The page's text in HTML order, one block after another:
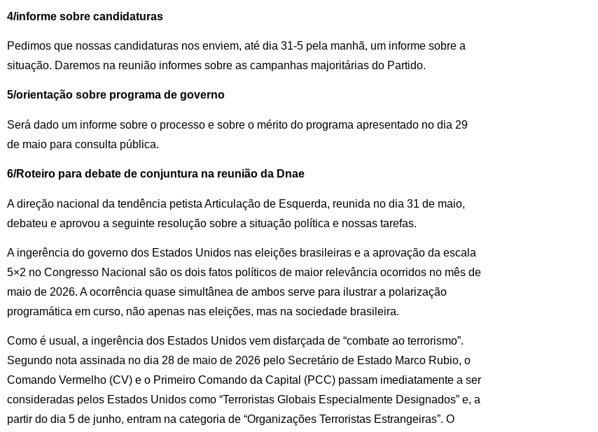
4/informe sobre candidaturas
Pedimos que nossas candidaturas nos enviem, até dia 31-5 pela manhã, um informe sobre a
situação. Daremos na reunião informes sobre as campanhas majoritárias do Partido.
5/orientação sobre programa de governo
Será dado um informe sobre o processo e sobre o mérito do programa apresentado no dia 29
de maio para consulta pública.
6/Roteiro para debate de conjuntura na reunião da Dnae
A direção nacional da tendência petista Articulação de Esquerda, reunida no dia 31 de maio,
debateu e aprovou a seguinte resolução sobre a situação política e nossas tarefas.
A ingerência do governo dos Estados Unidos nas eleições brasileiras e a aprovação da escala
5×2 no Congresso Nacional são os dois fatos políticos de maior relevância ocorridos no mês de
maio de 2026. A ocorrência quase simultânea de ambos serve para ilustrar a polarização
programática em curso, não apenas nas eleições, mas na sociedade brasileira.
Como é usual, a ingerência dos Estados Unidos vem disfarçada de “combate ao terrorismo”.
Segundo nota assinada no dia 28 de maio de 2026 pelo Secretário de Estado Marco Rubio, o
Comando Vermelho (CV) e o Primeiro Comando da Capital (PCC) passam imediatamente a ser
consideradas pelos Estados Unidos como “Terroristas Globais Especialmente Designados” e, a
partir do dia 5 de junho, entram na categoria de “Organizações Terroristas Estrangeiras”. O